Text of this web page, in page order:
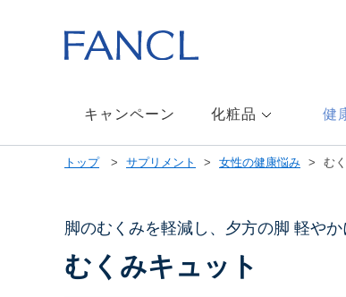
メ
キャンペーン 化粧品 健
トップ サプリメント 女性の健康悩み む
脚のむくみを軽減し、夕方の脚 軽やか
むくみキュット